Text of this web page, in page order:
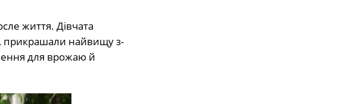
життя. Дівчата
прикрашали найвищу з-
для врожаю й